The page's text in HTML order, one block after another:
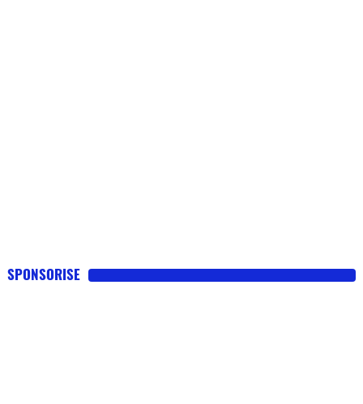
SPONSORISE